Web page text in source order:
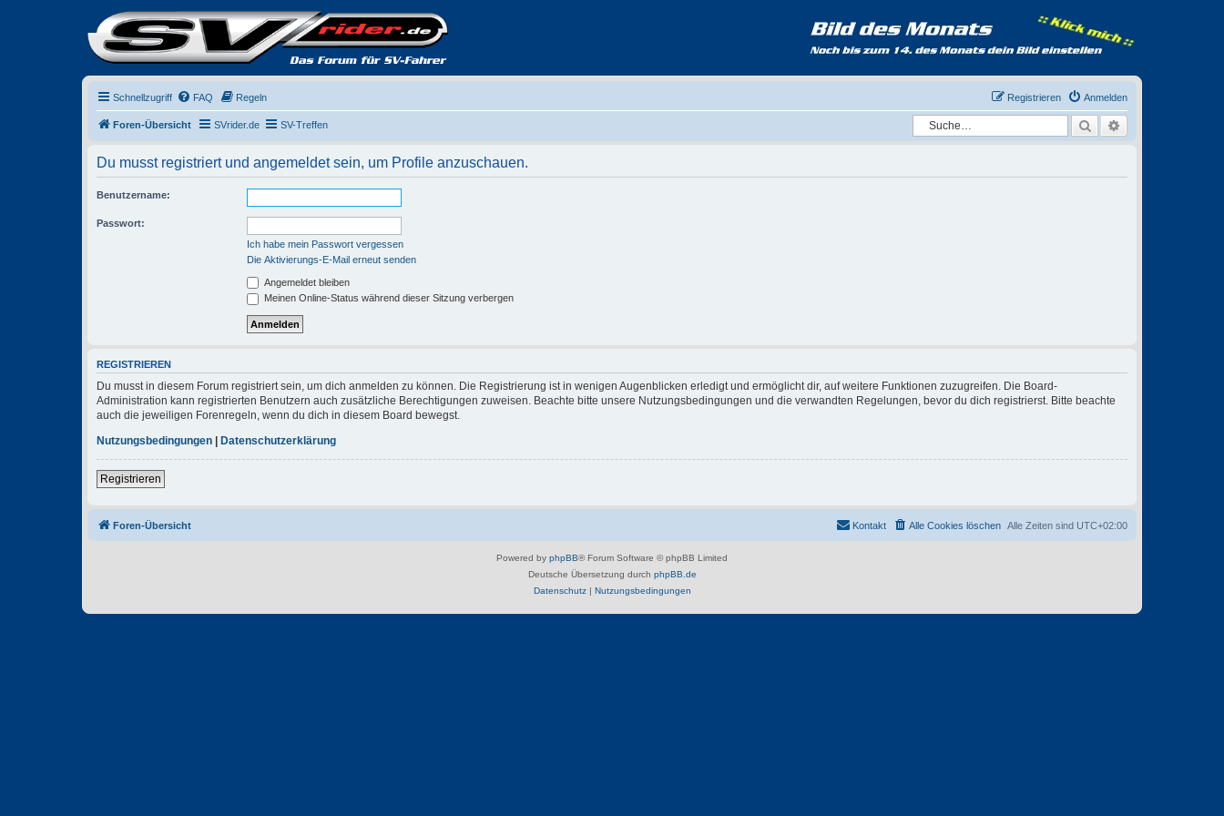
Schnellzugriff FAQ Regeln Anmelden
Registrieren
Foren-Übersicht SVrider.de SV-Treffen Suche
Du musst registriert und angemeldet sein, um Profile anzuschauen.
Benutzername:
Passwort:
Ich habe mein Passwort vergessen
Die Aktivierungs-E-Mail erneut senden
Angemeldet bleiben
Meinen Online-Status während dieser Sitzung verbergen
REGISTRIEREN
Du musst in diesem Forum registriert sein, um dich anmelden zu können. Die Registrierung ist in wenigen Augenblicken erledigt und ermöglicht dir, auf weitere Funktionen zuzugreifen. Die Board-
Administration kann registrierten Benutzern auch zusätzliche Berechtigungen zuweisen. Beachte bitte unsere Nutzungsbedingungen und die verwandten Regelungen, bevor du dich registrierst. Bitte beachte
auch die jeweiligen Forenregeln, wenn du dich in diesem Board bewegst.
Nutzungsbedingungen | Datenschutzerklärung
Registrieren
Foren-Übersicht Alle Zeiten sind UTC+02:00
Alle Cookies löschen
Kontakt
Powered by phpBB® Forum Software © phpBB Limited
Deutsche Übersetzung durch phpBB.de
Datenschutz| Nutzungsbedingungen